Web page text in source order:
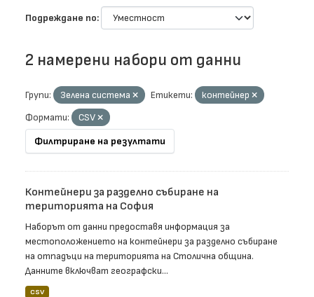
Подреждане по
2 намерени набори от данни
Групи: Зелена система Етикети:
контейнер
Формати:
CSV
Филтриране на резултати
Контейнери за разделно събиране на
територията на София
Наборът от данни предоставя информация за
местоположението на контейнери за разделно събиране
на отпадъци на територията на Столична община.
Данните включват географски...
CSV